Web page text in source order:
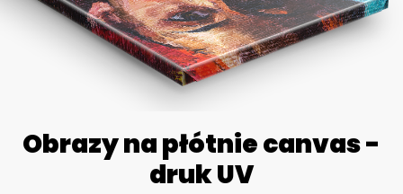
Obrazy na płótnie canvas -
druk UV